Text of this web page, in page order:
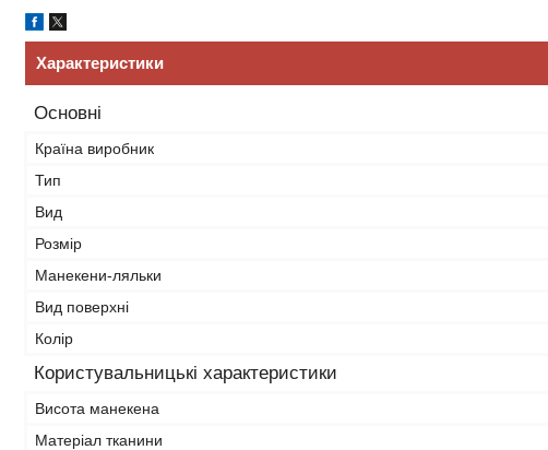
Характеристики
Основні
Країна виробник
Тип
Вид
Розмір
Манекени-ляльки
Вид поверхні
Колір
Користувальницькі характеристики
Висота манекена
Матеріал тканини